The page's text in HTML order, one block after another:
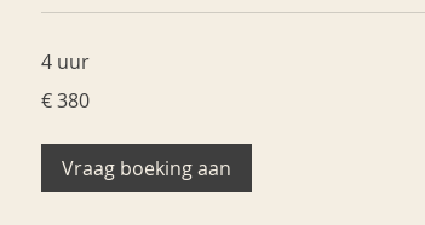
4 uur
euro
€ 380
Vraag boeking aan